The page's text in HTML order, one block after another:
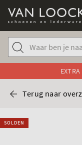
Terug naar
SOLDEN